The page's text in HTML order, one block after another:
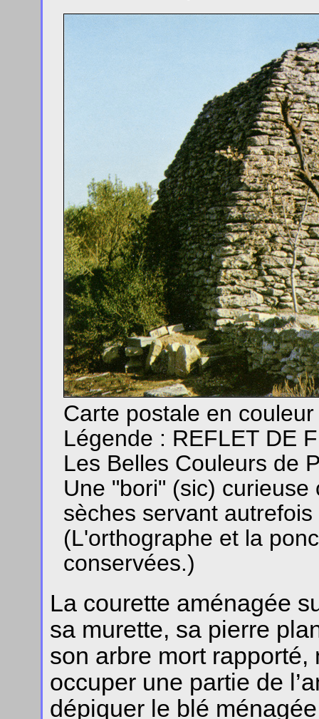
Carte postale en
Légende : REFLET DE
Les Belles Couleurs de
Une "bori" (sic)
sèches servant
(L'orthographe et la
conservées.)
La courette aménagée
sa murette, sa pierre
son arbre mort rapporté,
occuper une partie de
dépiquer le blé